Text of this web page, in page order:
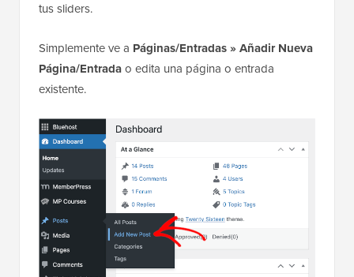
tus sliders.
Simplemente ve a Páginas/Entradas » Añadir Nueva
Página/Entradao edita una página o entrada
existente.